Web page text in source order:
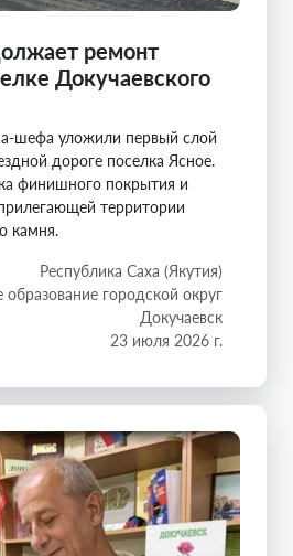
ремонт
Докучаевского
шефа уложили первый слой
дороге поселка Ясное.
финишного покрытия и
территории
камня.
Республика Саха (Якутия)
городской округ
Докучаевск
23 июля 2026 г.